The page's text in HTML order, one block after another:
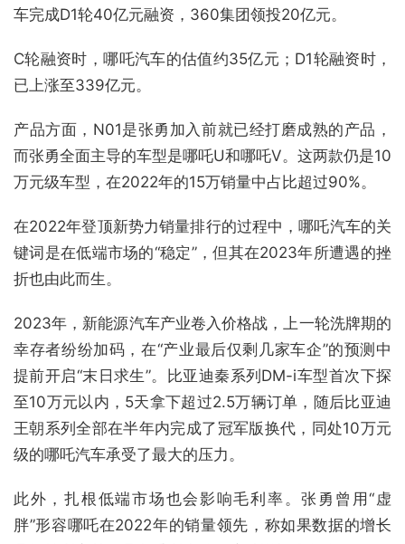
车完成D1轮40亿元融资，360集团领投20亿元。
C轮融资时，哪吒汽车的估值约35亿元；D1轮融资时，
已上涨至339亿元。
产品方面，N01是张勇加入前就已经打磨成熟的产品，
而张勇全面主导的车型是哪吒U和哪吒V。这两款仍是10
万元级车型，在2022年的15万销量中占比超过90%。
在2022年登顶新势力销量排行的过程中，哪吒汽车的关
键词是在低端市场的“稳定”，但其在2023年所遭遇的挫
折也由此而生。
2023年，新能源汽车产业卷入价格战，上一轮洗牌期的
幸存者纷纷加码，在“产业最后仅剩几家车企”的预测中
提前开启“末日求生”。比亚迪秦系列DM-i车型首次下探
至10万元以内，5天拿下超过2.5万辆订单，随后比亚迪
王朝系列全部在半年内完成了冠军版换代，同处10万元
级的哪吒汽车承受了最大的压力。
此外，扎根低端市场也会影响毛利率。张勇曾用“虚
胖”形容哪吒在2022年的销量领先，称如果数据的增长